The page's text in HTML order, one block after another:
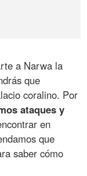
a Narwa la
que
coralino. Por
ataques y
en
que
saber cómo